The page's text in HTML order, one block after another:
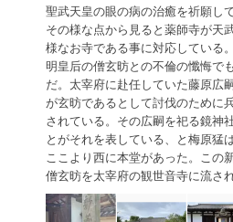
聖武天皇の眼の病の治癒を祈願し
その様な点から見ると薬師寺が天
様なお寺である事に対応している
明皇后の僧玄昉との不倫の懺悔で
だ。太宰府に赴任していた藤原広
が玄昉であるとして討伐のために
されている。その広嗣を祀る鏡神
とがそれを表している、と梅原猛
ここより西に本堂があった。この
僧玄昉を太宰府の観世音寺に流さ